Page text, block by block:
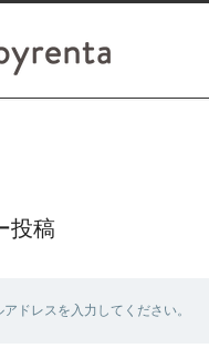
投稿
ドレスを入力してください。